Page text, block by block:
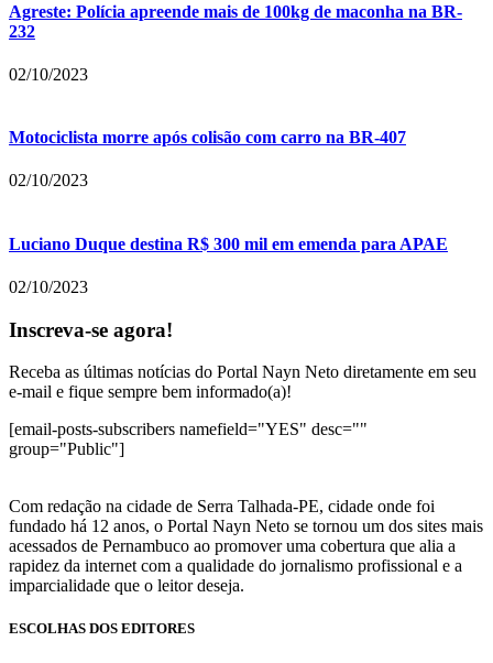
Agreste: Polícia apreende mais de 100kg de maconha na BR-
232
02/10/2023
Motociclista morre após colisão com carro na BR-407
02/10/2023
Luciano Duque destina R$ 300 mil em emenda para APAE
02/10/2023
Inscreva-se agora!
Receba as últimas notícias do Portal Nayn Neto diretamente em seu
e-mail e fique sempre bem informado(a)!
[email-posts-subscribers namefield="YES" desc=""
group="Public"]
Com redação na cidade de Serra Talhada-PE, cidade onde foi
fundado há 12 anos, o Portal Nayn Neto se tornou um dos sites mais
acessados de Pernambuco ao promover uma cobertura que alia a
rapidez da internet com a qualidade do jornalismo profissional e a
imparcialidade que o leitor deseja.
ESCOLHAS DOS EDITORES